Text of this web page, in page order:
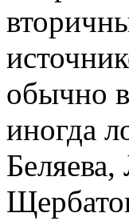
обычно
иногда